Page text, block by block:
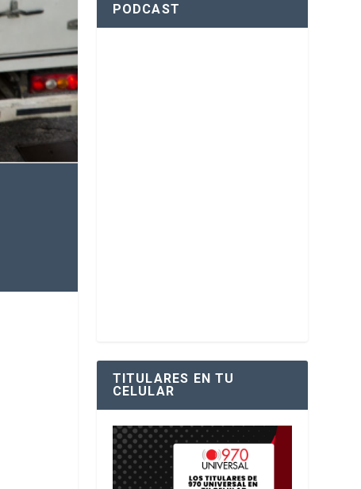
PODCAST
TITULARES EN TU
CELULAR